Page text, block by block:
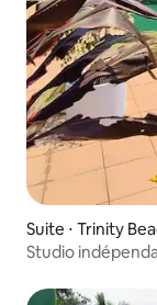
Suite ⋅ Trinity
Studio